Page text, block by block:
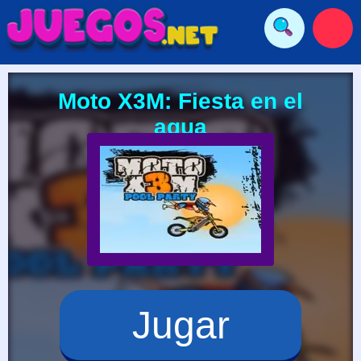
Moto X3M: Fiesta en el
agua
Jugar